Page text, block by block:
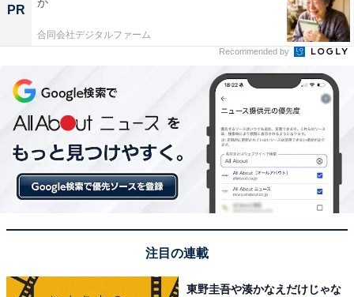
PR
合同会社デジタルファーム
Recommended by
注目の連載
東野圭吾や湊かなえだけじゃな